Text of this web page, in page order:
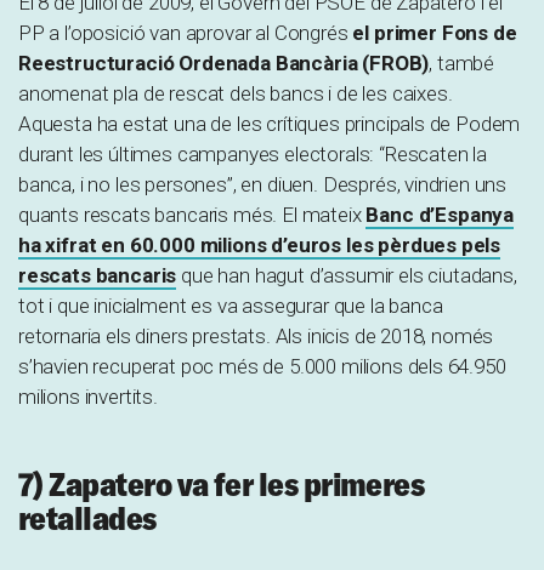
PP a l’oposició van aprovar al Congrés el primer Fons de
Reestructuració Ordenada Bancària (FROB), també
anomenat pla de rescat dels bancs i de les caixes.
Aquesta ha estat una de les crítiques principals de Podem
durant les últimes campanyes electorals: “Rescaten la
banca, i no les persones”, en diuen. Després, vindrien uns
quants rescats bancaris més. El mateix Banc d’Espanya
ha xifrat en 60.000 milions d’euros les pèrdues pels
rescats bancaris que han hagut d’assumir els ciutadans,
tot i que inicialment es va assegurar que la banca
retornaria els diners prestats. Als inicis de 2018, només
s’havien recuperat poc més de 5.000 milions dels 64.950
milions invertits.
7) Zapatero va fer les primeres
retallades